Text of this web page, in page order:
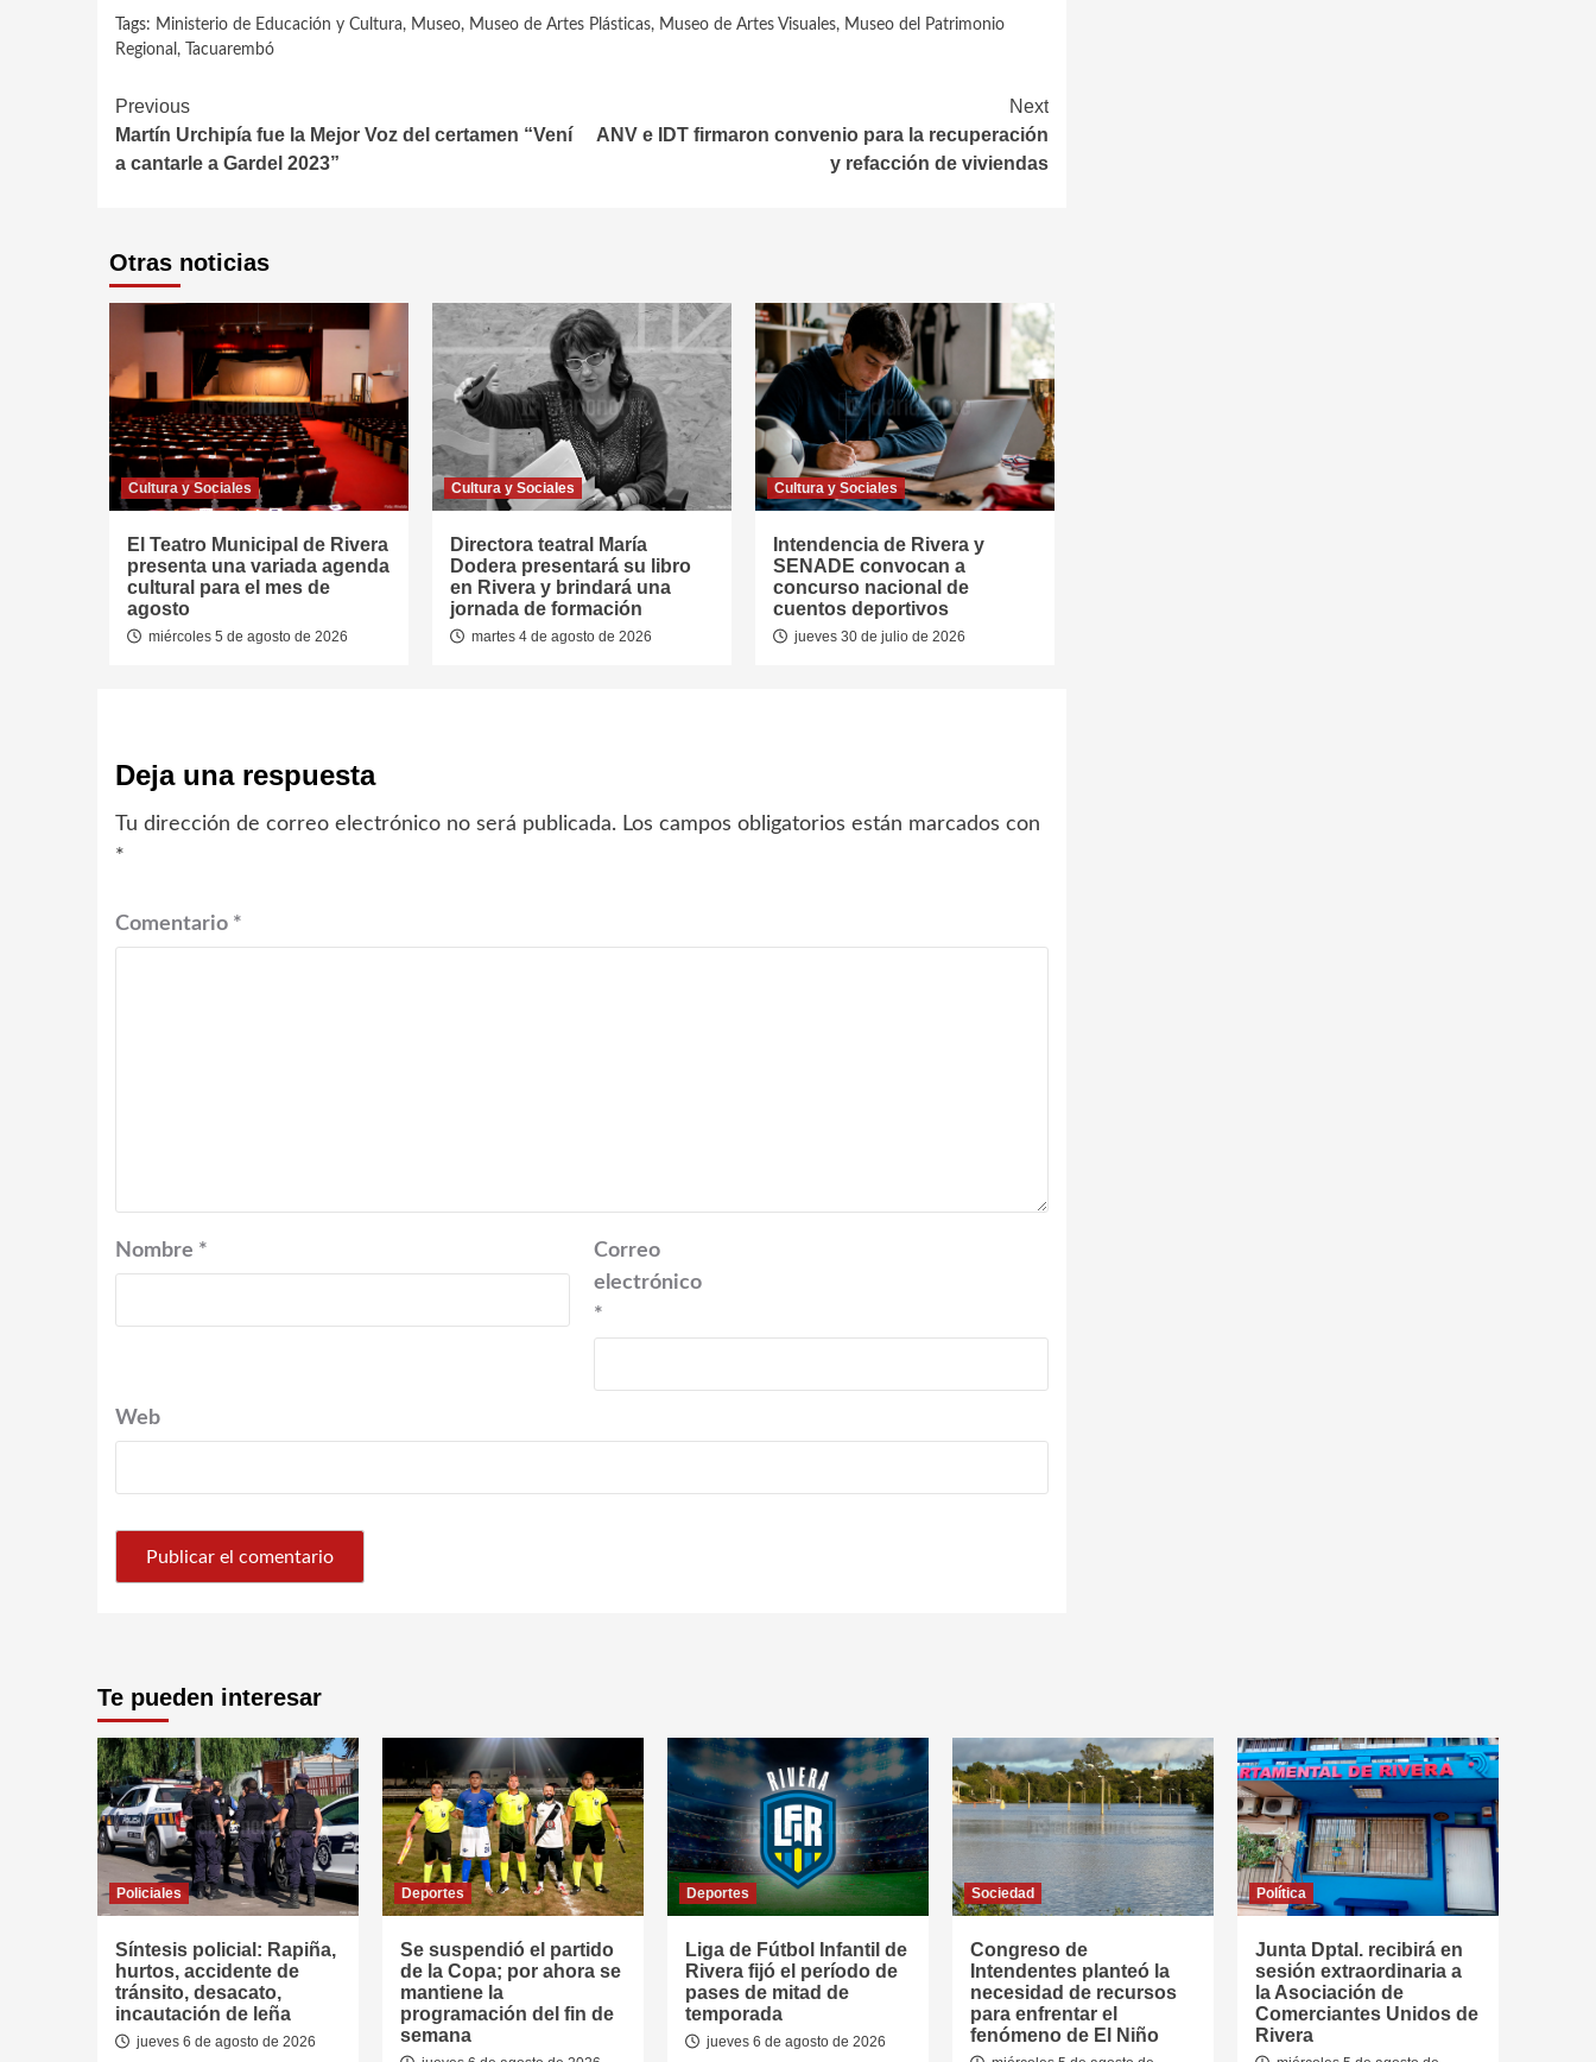
Tags: Ministerio de Educación y Cultura, Museo, Museo de Artes Plásticas, Museo de Artes Visuales, Museo del Patrimonio
Regional , Tacuarembó
Continue
Reading
Previous
Martín Urchipía fue la Mejor Voz del certamen “Vení
a cantarle a Gardel 2023”
Next
ANV e IDT firmaron convenio para la recuperación
y refacción de viviendas
Otras noticias
Cultura y Sociales
El Teatro Municipal de Rivera
presenta una variada agenda
cultural para el mes de
agosto
miércoles 5 de agosto de 2026
Cultura y Sociales
Directora teatral María
Dodera presentará su libro
en Rivera y brindará una
jornada de formación
martes 4 de agosto de 2026
Cultura y Sociales
Intendencia de Rivera y
SENADE convocan a
concurso nacional de
cuentos deportivos
jueves 30 de julio de 2026
Deja una respuesta
Tu dirección de correo electrónico no será publicada. Los campos obligatorios están marcados con
*
Comentario *
Nombre *
Correo
electrónico
*
Web
Te pueden interesar
Policiales
Síntesis policial: Rapiña,
hurtos, accidente de
tránsito, desacato,
incautación de leña
jueves 6 de agosto de 2026
Deportes
Se suspendió el partido
de la Copa; por ahora se
mantiene la
programación del fin de
semana
Deportes
Liga de Fútbol Infantil de
Rivera fijó el período de
pases de mitad de
temporada
jueves 6 de agosto de 2026
Sociedad
Congreso de
Intendentes planteó la
necesidad de recursos
para enfrentar el
fenómeno de El Niño
Política
Junta Dptal. recibirá en
sesión extraordinaria a
la Asociación de
Comerciantes Unidos de
Rivera